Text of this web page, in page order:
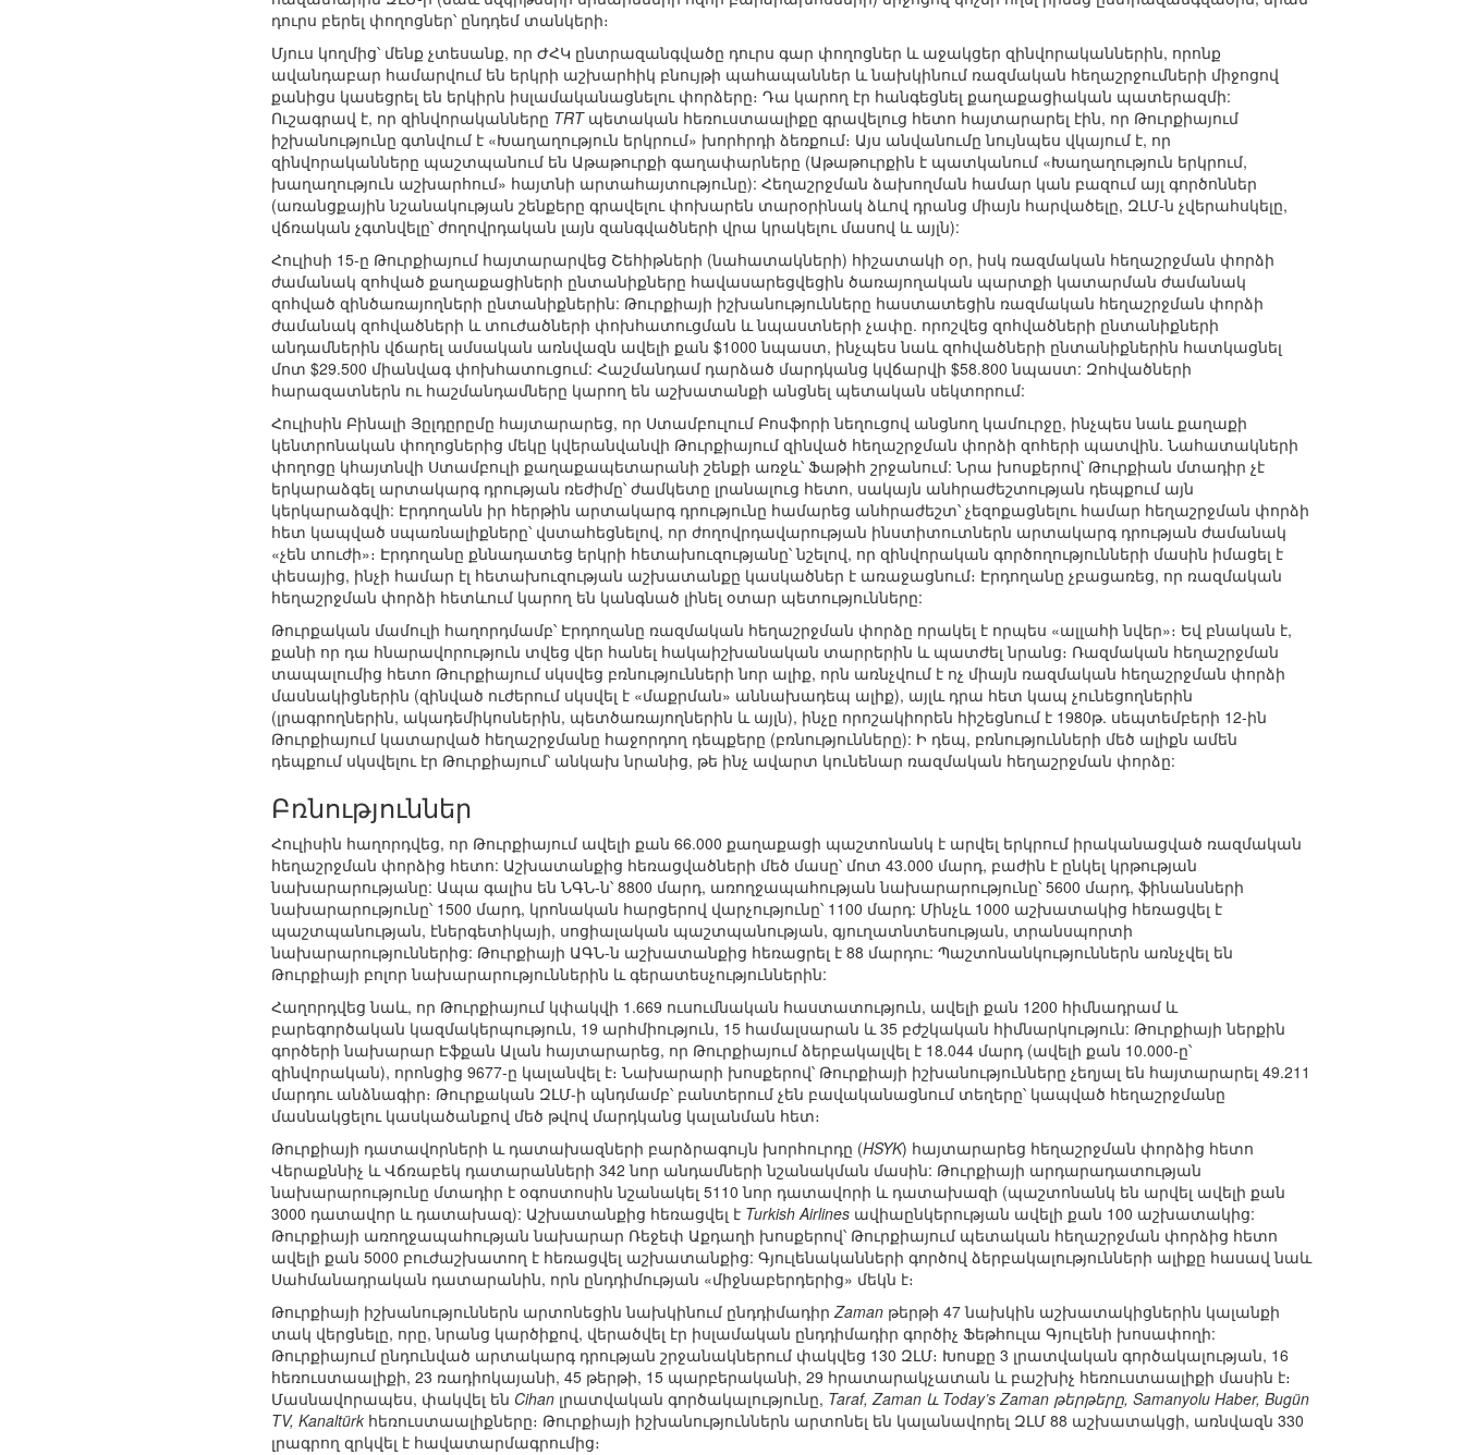
դուրս բերել փողոցներ՝ ընդդեմ տանկերի։
Մյուս կողմից՝ մենք չտեսանք, որ ԺՀԿ ընտրազանգվածը դուրս գար փողոցներ և աջակցեր զինվորականներին, որոնք
ավանդաբար համարվում են երկրի աշխարհիկ բնույթի պահապաններ և նախկինում ռազմական հեղաշրջումների միջոցով
քանիցս կասեցրել են երկիրն իսլամականացնելու փորձերը։ Դա կարող էր հանգեցնել քաղաքացիական պատերազմի:
Ուշագրավ է, որ զինվորականները TRTպետական հեռուստաալիքը գրավելուց հետո հայտարարել էին, որ Թուրքիայում
իշխանությունը գտնվում է «Խաղաղություն երկրում» խորհրդի ձեռքում։ Այս անվանումը նույնպես վկայում է, որ
զինվորականները պաշտպանում են Աթաթուրքի գաղափարները (Աթաթուրքին է պատկանում «Խաղաղություն երկրում,
խաղաղություն աշխարհում» հայտնի արտահայտությունը): Հեղաշրջման ձախողման համար կան բազում այլ գործոններ
(առանցքային նշանակության շենքերը գրավելու փոխարեն տարօրինակ ձևով դրանց միայն հարվածելը, ԶԼՄ-ն չվերահսկելը,
վճռական չգտնվելը՝ ժողովրդական լայն զանգվածների վրա կրակելու մասով և այլն):
Հուլիսի 15-ը Թուրքիայում հայտարարվեց Շեհիթների (նահատակների) հիշատակի օր, իսկ ռազմական հեղաշրջման փորձի
ժամանակ զոհված քաղաքացիների ընտանիքները հավասարեցվեցին ծառայողական պարտքի կատարման ժամանակ
զոհված զինծառայողների ընտանիքներին: Թուրքիայի իշխանությունները հաստատեցին ռազմական հեղաշրջման փորձի
ժամանակ զոհվածների և տուժածների փոխհատուցման և նպաստների չափը. որոշվեց զոհվածների ընտանիքների
անդամներին վճարել ամսական առնվազն ավելի քան $1000 նպաստ, ինչպես նաև զոհվածների ընտանիքներին հատկացնել
մոտ $29.500 միանվագ փոխհատուցում: Հաշմանդամ դարձած մարդկանց կվճարվի $58.800 նպաստ: Զոհվածների
հարազատներն ու հաշմանդամները կարող են աշխատանքի անցնել պետական սեկտորում:
Հուլիսին Բինալի Յըլդըրըմը հայտարարեց, որ Ստամբուլում Բոսֆորի նեղուցով անցնող կամուրջը, ինչպես նաև քաղաքի
կենտրոնական փողոցներից մեկը կվերանվանվի Թուրքիայում զինված հեղաշրջման փորձի զոհերի պատվին. Նահատակների
փողոցը կհայտնվի Ստամբուլի քաղաքապետարանի շենքի առջև՝ Ֆաթիհ շրջանում: Նրա խոսքերով՝ Թուրքիան մտադիր չէ
երկարաձգել արտակարգ դրության ռեժիմը՝ ժամկետը լրանալուց հետո, սակայն անհրաժեշտության դեպքում այն
կերկարաձգվի: Էրդողանն իր հերթին արտակարգ դրությունը համարեց անհրաժեշտ՝ չեզոքացնելու համար հեղաշրջման փորձի
հետ կապված սպառնալիքները՝ վստահեցնելով, որ ժողովրդավարության ինստիտուտներն արտակարգ դրության ժամանակ
«չեն տուժի»։ Էրդողանը քննադատեց երկրի հետախուզությանը՝ նշելով, որ զինվորական գործողությունների մասին իմացել է
փեսայից, ինչի համար էլ հետախուզության աշխատանքը կասկածներ է առաջացնում։ Էրդողանը չբացառեց, որ ռազմական
հեղաշրջման փորձի հետևում կարող են կանգնած լինել օտար պետությունները:
Թուրքական մամուլի հաղորդմամբ՝ Էրդողանը ռազմական հեղաշրջման փորձը որակել է որպես «ալլահի նվեր»։ Եվ բնական է,
քանի որ դա հնարավորություն տվեց վեր հանել հակաիշխանական տարրերին և պատժել նրանց։ Ռազմական հեղաշրջման
տապալումից հետո Թուրքիայում սկսվեց բռնությունների նոր ալիք, որն առնչվում է ոչ միայն ռազմական հեղաշրջման փորձի
մասնակիցներին (զինված ուժերում սկսվել է «մաքրման» աննախադեպ ալիք), այլև դրա հետ կապ չունեցողներին
(լրագրողներին, ակադեմիկոսներին, պետծառայողներին և այլն), ինչը որոշակիորեն հիշեցնում է 1980թ. սեպտեմբերի 12-ին
Թուրքիայում կատարված հեղաշրջմանը հաջորդող դեպքերը (բռնությունները): Ի դեպ, բռնությունների մեծ ալիքն ամեն
դեպքում սկսվելու էր Թուրքիայում՝ անկախ նրանից, թե ինչ ավարտ կունենար ռազմական հեղաշրջման փորձը:
Բռնություններ
Հուլիսին հաղորդվեց, որ Թուրքիայում ավելի քան 66.000 քաղաքացի պաշտոնանկ է արվել երկրում իրականացված ռազմական
հեղաշրջման փորձից հետո: Աշխատանքից հեռացվածների մեծ մասը՝ մոտ 43.000 մարդ, բաժին է ընկել կրթության
նախարարությանը: Ապա գալիս են ՆԳՆ-ն՝ 8800 մարդ, առողջապահության նախարարությունը՝ 5600 մարդ, ֆինանսների
նախարարությունը՝ 1500 մարդ, կրոնական հարցերով վարչությունը՝ 1100 մարդ: Մինչև 1000 աշխատակից հեռացվել է
պաշտպանության, էներգետիկայի, սոցիալական պաշտպանության, գյուղատնտեսության, տրանսպորտի
նախարարություններից: Թուրքիայի ԱԳՆ-ն աշխատանքից հեռացրել է 88 մարդու: Պաշտոնանկություններն առնչվել են
Թուրքիայի բոլոր նախարարություններին և գերատեսչություններին:
Հաղորդվեց նաև, որ Թուրքիայում կփակվի 1.669 ուսումնական հաստատություն, ավելի քան 1200 հիմնադրամ և
բարեգործական կազմակերպություն, 19 արհմիություն, 15 համալսարան և 35 բժշկական հիմնարկություն: Թուրքիայի ներքին
գործերի նախարար Էֆքան Ալան հայտարարեց, որ Թուրքիայում ձերբակալվել է 18.044 մարդ (ավելի քան 10.000-ը՝
զինվորական), որոնցից 9677-ը կալանվել է։ Նախարարի խոսքերով՝ Թուրքիայի իշխանությունները չեղյալ են հայտարարել 49.211
մարդու անձնագիր։ Թուրքական ԶԼՄ-ի պնդմամբ՝ բանտերում չեն բավականացնում տեղերը՝ կապված հեղաշրջմանը
մասնակցելու կասկածանքով մեծ թվով մարդկանց կալանման հետ։
Թուրքիայի դատավորների և դատախազների բարձրագույն խորհուրդը (HSYK) հայտարարեց հեղաշրջման փորձից հետո
Վերաքննիչ և Վճռաբեկ դատարանների 342 նոր անդամների նշանակման մասին: Թուրքիայի արդարադատության
նախարարությունը մտադիր է օգոստոսին նշանակել 5110 նոր դատավորի և դատախազի (պաշտոնանկ են արվել ավելի քան
3000 դատավոր և դատախազ): Աշխատանքից հեռացվել է Turkish Airlines ավիաընկերության ավելի քան 100 աշխատակից:
Թուրքիայի առողջապահության նախարար Ռեջեփ Աքդաղի խոսքերով՝ Թուրքիայում պետական հեղաշրջման փորձից հետո
ավելի քան 5000 բուժաշխատող է հեռացվել աշխատանքից: Գյուլենականների գործով ձերբակալությունների ալիքը հասավ նաև
Սահմանադրական դատարանին, որն ընդդիմության «միջնաբերդերից» մեկն է։
Թուրքիայի իշխանություններն արտոնեցին նախկինում ընդդիմադիրZaman թերթի 47 նախկին աշխատակիցներին կալանքի
տակ վերցնելը, որը, նրանց կարծիքով, վերածվել էր իսլամական ընդդիմադիր գործիչ Ֆեթհուլա Գյուլենի խոսափողի:
Թուրքիայում ընդունված արտակարգ դրության շրջանակներում փակվեց 130 ԶԼՄ։ Խոսքը 3 լրատվական գործակալության, 16
հեռուստաալիքի, 23 ռադիոկայանի, 45 թերթի, 15 պարբերականի, 29 հրատարակչատան և բաշխիչ հեռուստաալիքի մասին է։
Մասնավորապես, փակվել են Cihan լրատվական գործակալությունը, Taraf, Zaman և Today’s Zaman թերթերը, Samanyolu Haber, Bugün
TV, Kanaltürk հեռուստաալիքները։ Թուրքիայի իշխանություններն արտոնել են կալանավորել ԶԼՄ 88 աշխատակցի, առնվազն 330
լրագրող զրկվել է հավատարմագրումից։